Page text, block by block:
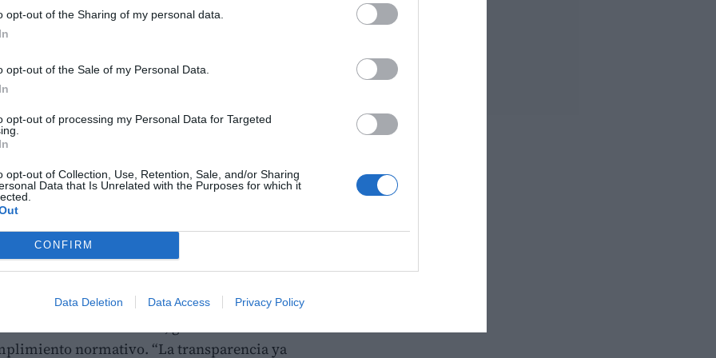
opt-out of the Sharing of my personal data.
opt-out of the Sale of my Personal Data.
opt-out of processing my Personal Data for Targeted
opt-out of Collection, Use, Retention, Sale, and/or Sharing
Data that Is Unrelated with the Purposes for which it
CONFIRM
Data Deletion Data Access Privacy Policy
integrada en canales como WhatsApp
virtual 24/7 para apoyar a profesionales
de pacientes, automatización
de rutinas terapéuticas. “Physia no solo
que también contribuye a reducir el
médico, que afecta ya a uno de cada
Valera
Instituto Tecnológico AIJU, ha abordado
y la tecnología Blockchain en la
Bajo el título “Trazabilidad
del Pasaporte Digital de Producto”, Solá
europeo pasa por la adopción
Passport), un sistema que permite trazar
hasta su consumo final, garantizando
normativo. “La transparencia ya